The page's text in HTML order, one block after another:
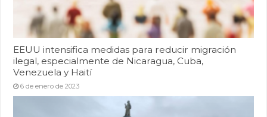
EEUU intensifica medidas para reducir migración
ilegal, especialmente de Nicaragua, Cuba,
Venezuela y Haití
6 de enero de 2023